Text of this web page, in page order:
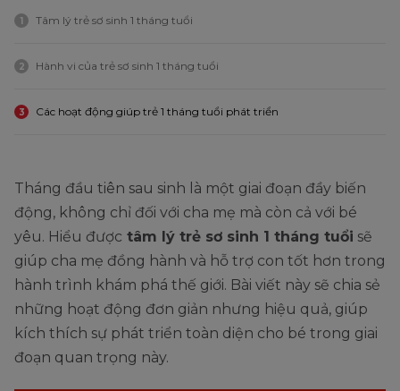
1 Tâm lý trẻ sơ sinh 1 tháng tuổi
2 Hành vi của trẻ sơ sinh 1 tháng tuổi
3 Các hoạt động giúp trẻ 1 tháng tuổi phát triển
Tháng đầu tiên sau sinh là một giai đoạn đầy biến
động, không chỉ đối với cha mẹ mà còn cả với bé
yêu. Hiểu được tâm lý trẻ sơ sinh 1 tháng tuổi sẽ
giúp cha mẹ đồng hành và hỗ trợ con tốt hơn trong
hành trình khám phá thế giới. Bài viết này sẽ chia sẻ
những hoạt động đơn giản nhưng hiệu quả, giúp
kích thích sự phát triển toàn diện cho bé trong giai
đoạn quan trọng này.